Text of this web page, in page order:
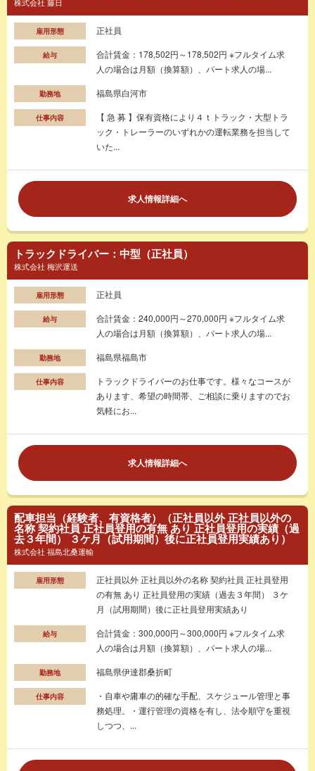
雇用形態 正社員
給与
合計賃金：178,502円～178,502円 ※フルタイム求
人の場合は月額（換算額）、パート求人の場...
勤務地 福島県白河市
仕事内容
【 急 募 】保有資格により４ｔトラック・大型トラ
ック・トレーラーのいずれかの運転業務を担当して
いた...
求人情報詳細へ
トラックドライバー：中型（正社員）
株式会社 梅沢運送
雇用形態 正社員
給与
合計賃金：240,000円～270,000円 ※フルタイム求
人の場合は月額（換算額）、パート求人の場...
勤務地 福島県福島市
仕事内容
トラックドライバーのお仕事です。様々なコースが
あります、希望の時間帯、ご相談に乗りますのでお
気軽にお...
求人情報詳細へ
配車担当（経験者、有資格者）（正社員以外 正社員以外の
名称 契約社員 正社員登用の有無 あり 正社員登用の実績（過
去３年間） ３ケ月（試用期間）後に正社員登用実績あり）
株式会社 福島北桑運輸
雇用形態
正社員以外 正社員以外の名称 契約社員 正社員登用
の有無 あり 正社員登用の実績（過去３年間） ３ケ
月（試用期間）後に正社員登用実績あり
給与
合計賃金：300,000円～300,000円 ※フルタイム求
人の場合は月額（換算額）、パート求人の場...
勤務地 福島県伊達郡桑折町
仕事内容
・自車や庸車の的確な手配、スケジュール管理と事
務処理。・運行管理の資格を有し、法令順守を重視
しつつ、...